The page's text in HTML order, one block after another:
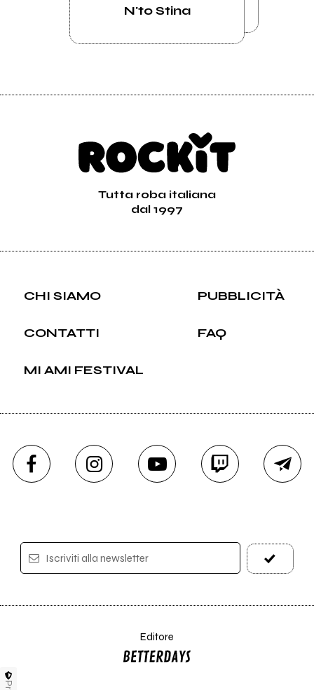
N'to Stina
Tutta roba italiana
dal 1997
CHI SIAMO PUBBLICITÀ
CONTATTI FAQ
MI AMI FESTIVAL
Iscriviti alla newsletter
Editore